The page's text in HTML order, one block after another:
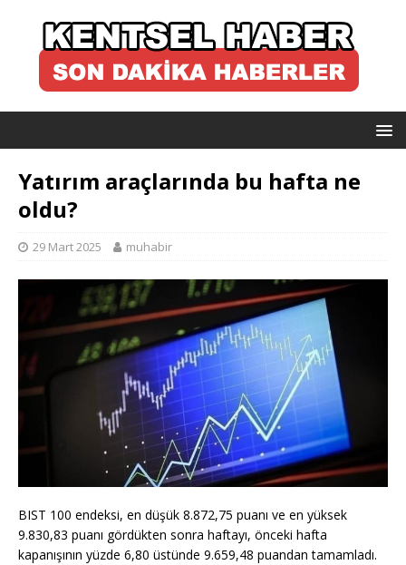
Yatırım araçlarında bu hafta ne
oldu?
29 Mart 2025 muhabir
BIST 100 endeksi, en düşük 8.872,75 puanı ve en yüksek
9.830,83 puanı gördükten sonra haftayı, önceki hafta
kapanışının yüzde 6,80 üstünde 9.659,48 puandan tamamladı.